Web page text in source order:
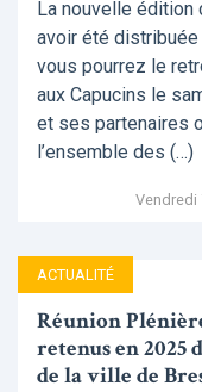
La nouvelle édition
avoir été distribuée
vous pourrez le
aux Capucins le
et ses partenaires
l’ensemble des (…)
Vendredi
ACTUALITÉ
Réunion
retenus en 2025
de la ville de